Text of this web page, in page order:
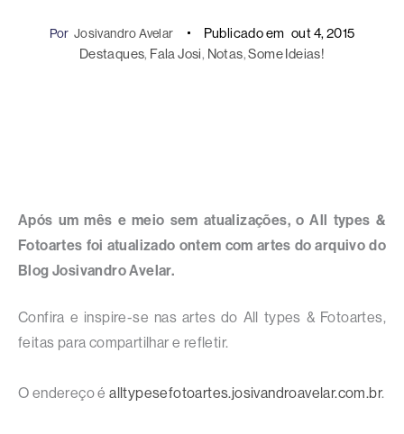
Por Josivandro Avelar Publicado em out 4, 2015
Destaques, Fala Josi, Notas, Some Ideias!
Após um mês e meio sem atualizações, o All types &
Fotoartes foi atualizado ontem com artes do arquivo do
Blog Josivandro Avelar.
Confira e inspire-se nas artes do All types & Fotoartes,
feitas para compartilhar e refletir.
O endereço éalltypesefotoartes.josivandroavelar.com.br.